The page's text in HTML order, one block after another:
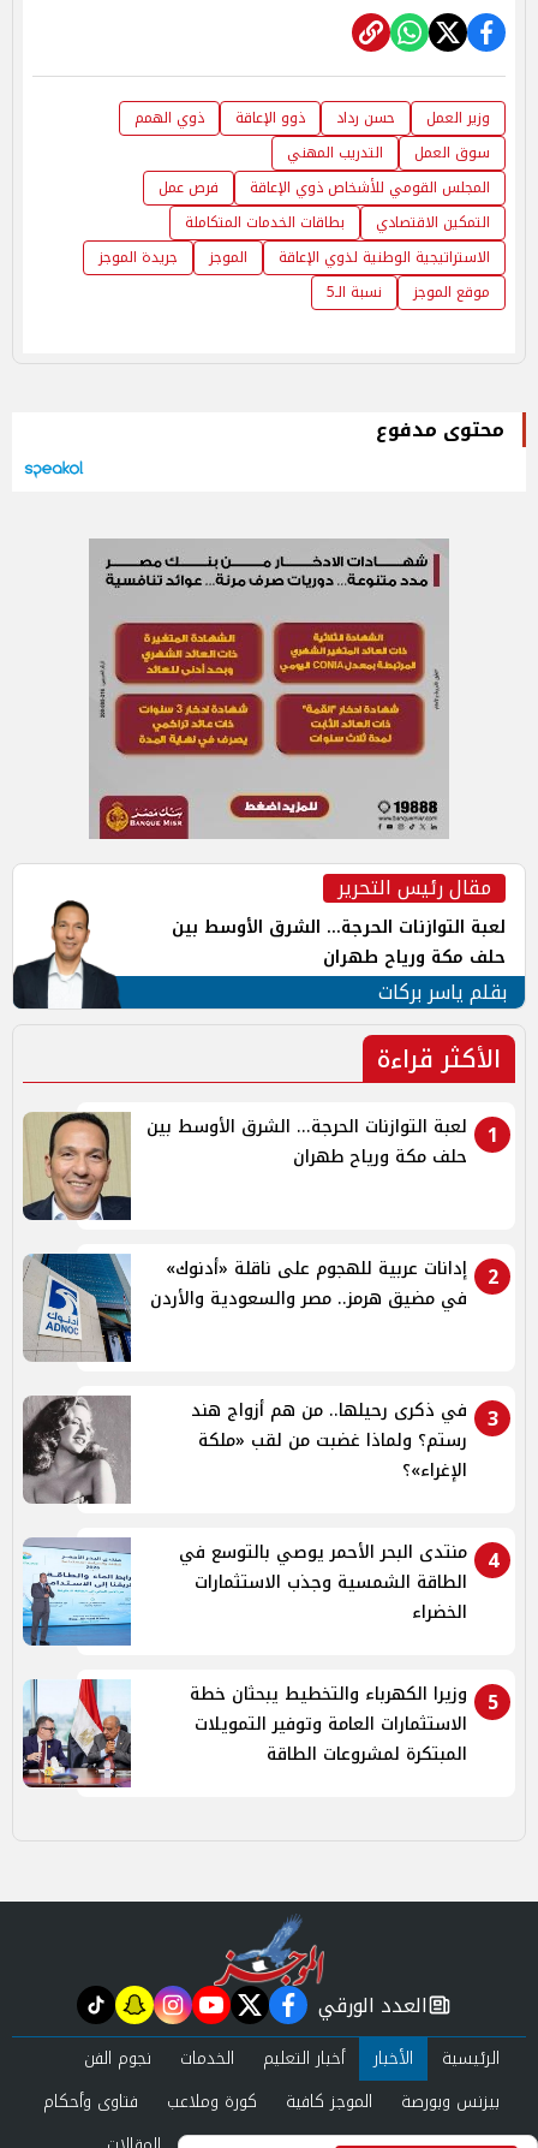
وزير العمل حسن رداد ذوو الإعاقة
ذوي الهمم
سوق العمل
التدريب المهني
المجلس القومي للأشخاص ذوي الإعاقة
فرص عمل
التمكين الاقتصادي
بطاقات الخدمات المتكاملة
الاستراتيجية الوطنية لذوي الإعاقة
الموجز
جريدة الموجز
موقع الموجز
نسبة الـ5
محتوى مدفوع
مقال رئيس التحرير
لعبة التوازنات الحرجة... الشرق الأوسط بين
حلف مكة ورياح طهران
بقلم ياسر بركات
الأكثر قراءة
1
لعبة التوازنات الحرجة... الشرق الأوسط بين
حلف مكة ورياح طهران
2
إدانات عربية للهجوم على ناقلة «أدنوك»
في مضيق هرمز.. مصر والسعودية والأردن
3
في ذكرى رحيلها.. من هم أزواج هند
رستم؟ ولماذا غضبت من لقب «ملكة
الإغراء»؟
4
منتدى البحر الأحمر يوصي بالتوسع في
الطاقة الشمسية وجذب الاستثمارات
الخضراء
5
وزيرا الكهرباء والتخطيط يبحثان خطة
الاستثمارات العامة وتوفير التمويلات
المبتكرة لمشروعات الطاقة
newspaper
العدد الورقي facebook
twitter
youtube
instagram
snapchat
tiktok
الرئيسية الأخبار أخبار التعليم الخدمات
نجوم الفن
بيزنس وبورصة
الموجز كافية كورة وملاعب
فتاوى وأحكام